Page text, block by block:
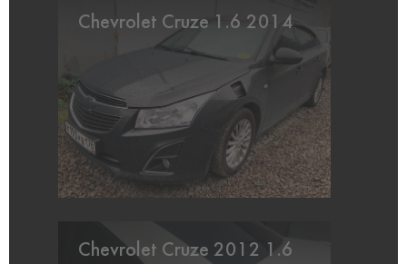
Chevrolet Cruze 1.6 2014
Chevrolet Cruze 2012 1.6